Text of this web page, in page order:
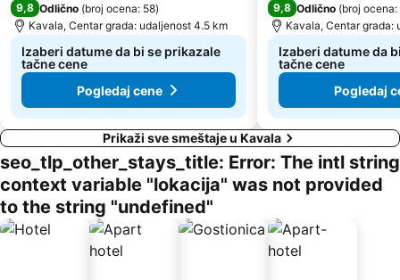
9,8 Odlično (broj ocena: 58)
Kavala, Centar grada: udaljenost 4.5 km
Izaberi datume da bi se prikazale
tačne cene
Pogledaj cene
9,8 Odlično (broj
Kavala, Centar grada:
Izaberi datume da
tačne cene
Pogledaj
Prikaži sve smeštaje u Kavala
seo_tlp_other_stays_title: Error: The intl string
context variable "lokacija" was not provided
to the string "undefined"